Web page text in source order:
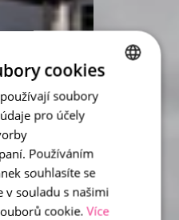
CZECH
cookies
soubory
pro účely
Používáním
souhlasíte se
v souladu s našimi
cookie. Více